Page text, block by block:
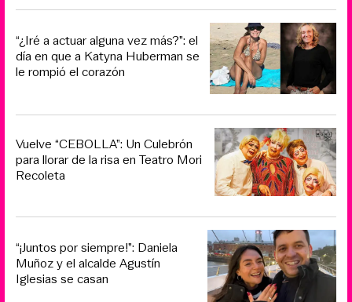
“¿Iré a actuar alguna vez más?”: el
día en que a Katyna Huberman se
le rompió el corazón
Vuelve “CEBOLLA”: Un Culebrón
para llorar de la risa en Teatro Mori
Recoleta
“¡Juntos por siempre!”: Daniela
Muñoz y el alcalde Agustín
Iglesias se casan